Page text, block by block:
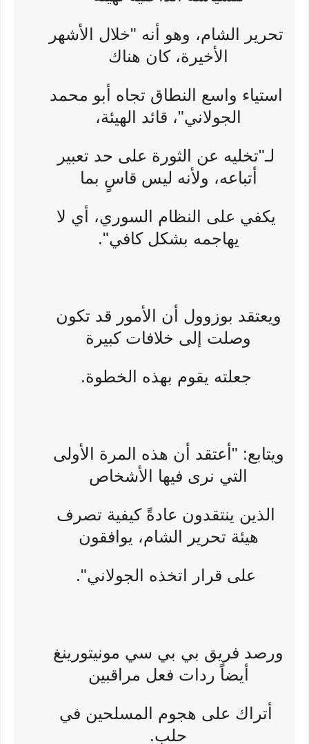
تحرير الشام، وهو أنه "خلال الأشهر
الأخيرة، كان هناك
استياء واسع النطاق تجاه أبو محمد
الجولاني"، قائد الهيئة،
لـ"تخليه عن الثورة على حد تعبير
أتباعه، ولأنه ليس قاسٍ بما
يكفي على النظام السوري، أي لا
يهاجمه بشكل كافي".
ويعتقد بوزوول أن الأمور قد تكون
وصلت إلى خلافات كبيرة
جعلته يقوم بهذه الخطوة.
ويتابع: "أعتقد أن هذه المرة الأولى
التي نرى فيها الأشخاص
الذين ينتقدون عادةً كيفية تصرف
هيئة تحرير الشام، يوافقون
على قرار اتخذه الجولاني".
ورصد فريق بي بي سي مونيتورينغ
أيضاً ردات فعل مراقبين
أتراك على هجوم المسلحين في
حلب.